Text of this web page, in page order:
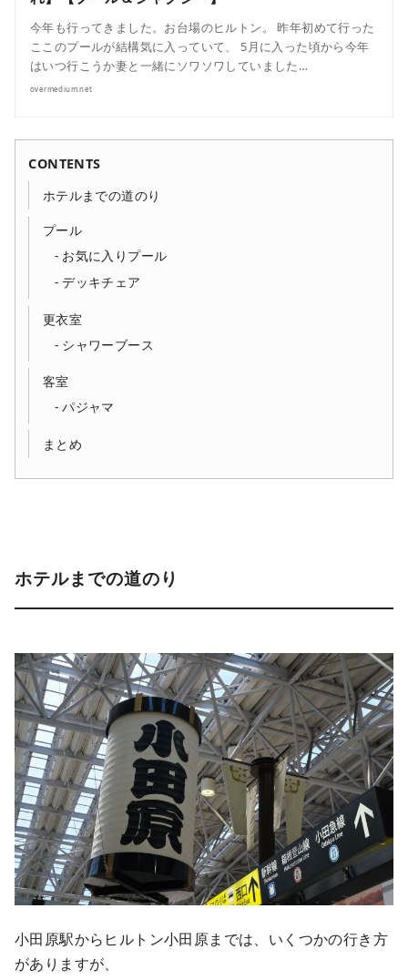
今年も行ってきました。お台場のヒルトン。 昨年初めて行った
ここのプールが結構気に入っていて、 5月に入った頃から今年
はいつ行こうか妻と一緒にソワソワしていました…
overmedium.net
CONTENTS
ホテルまでの道のり
プール
お気に入りプール
デッキチェア
更衣室
シャワーブース
客室
パジャマ
まとめ
ホテルまでの道のり
小田原駅からヒルトン小田原までは、いくつかの行き方
がありますが、